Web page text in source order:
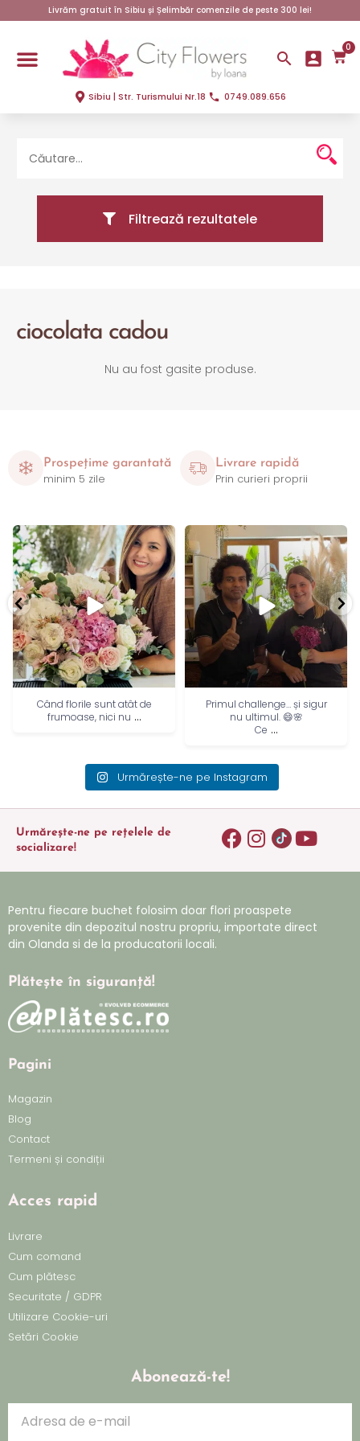
Livrăm gratuit în Sibiu și Șelimbăr comenzile de peste 300 lei!
0
Sibiu | Str. Turismului Nr.18 0749.089.656
Filtrează rezultatele
ciocolata cadou
Nu au fost gasite produse.
Prospețime garantată
minim 5 zile
Livrare rapidă
Prin curieri proprii
Când florile sunt atât de
frumoase, nici nu ...
Primul challenge… și sigur
nu ultimul. 😄🌸
Ce ...
Urmărește-ne pe Instagram
Urmărește-ne pe rețelele de
socializare!
Pentru fiecare buchet folosim doar flori proaspete
provenite din depozitul nostru propriu, importate direct
din Olanda si de la producatorii locali.
Plătește în siguranță!
Pagini
Magazin
Blog
Contact
Termeni și condiții
Acces rapid
Livrare
Cum comand
Cum plătesc
Securitate / GDPR
Utilizare Cookie-uri
Setări Cookie
Abonează-te!